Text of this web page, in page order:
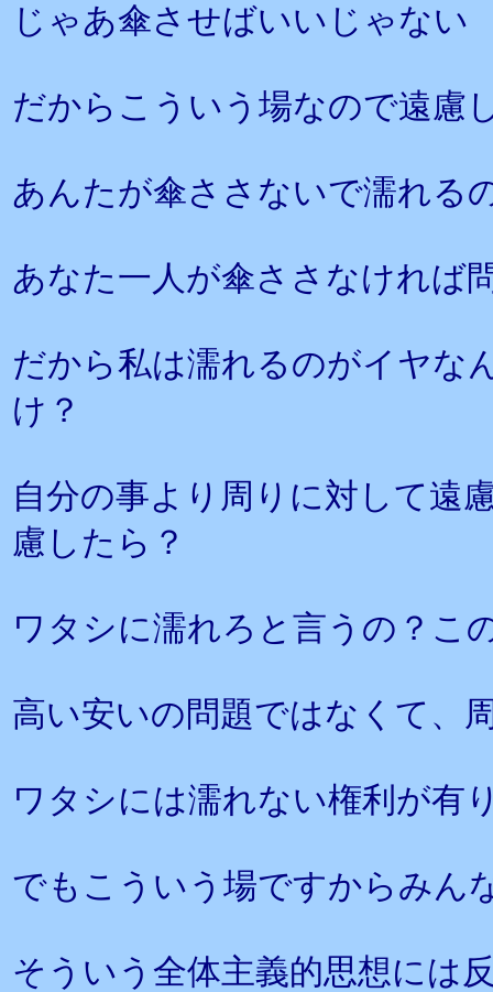
じゃあ傘させばいいじゃない
だからこういう場なので遠慮
あんたが傘ささないで濡れる
あなた一人が傘ささなければ
だから私は濡れるのがイヤな
け？
自分の事より周りに対して遠
慮したら？
ワタシに濡れろと言うの？こ
高い安いの問題ではなくて、
ワタシには濡れない権利が有
でもこういう場ですからみん
そういう全体主義的思想には